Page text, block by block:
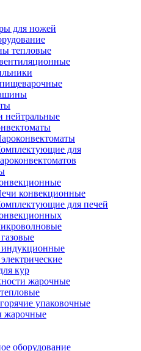
для ножей
тепловые
нейтральные
для
конвекционные
для печей
кур
жарочные
упаковочные
оборудование